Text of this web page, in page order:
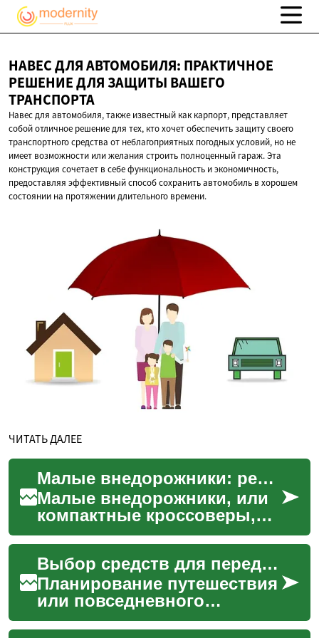
НАВЕС ДЛЯ АВТОМОБИЛЯ: ПРАКТИЧНОЕ
РЕШЕНИЕ ДЛЯ ЗАЩИТЫ ВАШЕГО
ТРАНСПОРТА
Навес для автомобиля, также известный как карпорт, представляет
собой отличное решение для тех, кто хочет обеспечить защиту своего
транспортного средства от неблагоприятных погодных условий, но не
имеет возможности или желания строить полноценный гараж. Эта
конструкция сочетает в себе функциональность и экономичность,
предоставляя эффективный способ сохранить автомобиль в хорошем
состоянии на протяжении длительного времени.
ЧИТАТЬ ДАЛЕЕ
Малые внедорожники: решение для активного образа жизни
Малые внедорожники, или
компактные кроссоверы,
стали популярным
выбором для тех, кто ищет
универсальный транспорт.
Эт...
Выбор средств для передвижения
Планирование путешествия
или повседневного
перемещения включает в